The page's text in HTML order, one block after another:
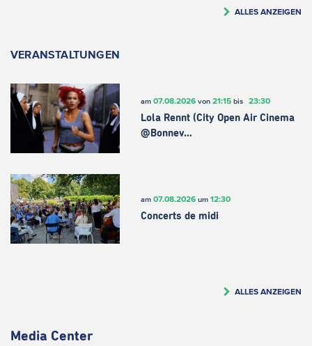
ALLES ANZEIGEN
VERANSTALTUNGEN
am 07.08.2026von 21:15bis 23:30
Lola Rennt (City Open Air Cinema
@Bonnev…
am 07.08.2026um 12:30
Concerts de midi
ALLES ANZEIGEN
Media Center